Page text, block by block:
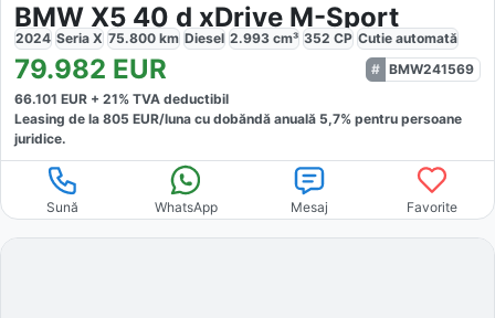
BMW X5 40 d xDrive M-Sport
2024 Seria X 75.800 km Diesel 2.993 cm³ 352 CP Cutie automată
79.982 EUR
BMW241569
66.101 EUR + 21% TVA deductibil
Leasing de la 805 EUR/luna cu dobăndă anuală 5,7% pentru persoane
juridice.
Sună WhatsApp Mesaj Favorite